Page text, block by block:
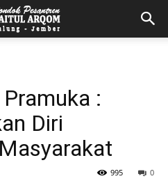
:
Diri
0
995